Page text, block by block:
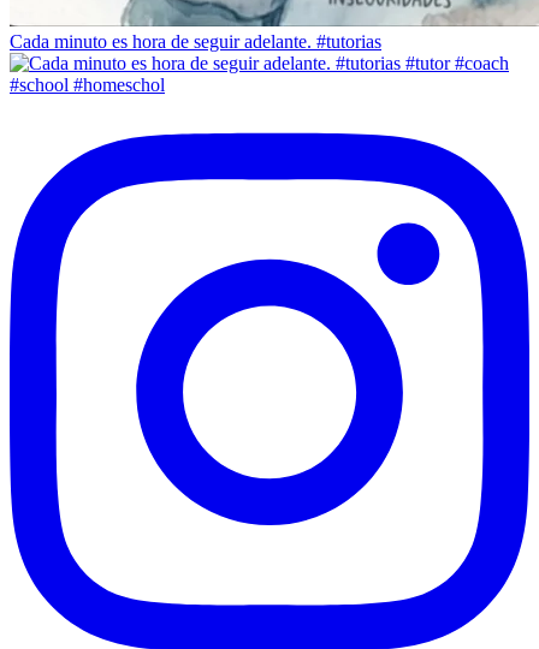
Cada minuto es hora de seguir adelante. #tutorias